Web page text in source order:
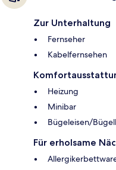
Zur Unterhaltung
Fernseher
Kabelfernsehen
Heizung
Minibar
Bügeleisen/
Für erholsame